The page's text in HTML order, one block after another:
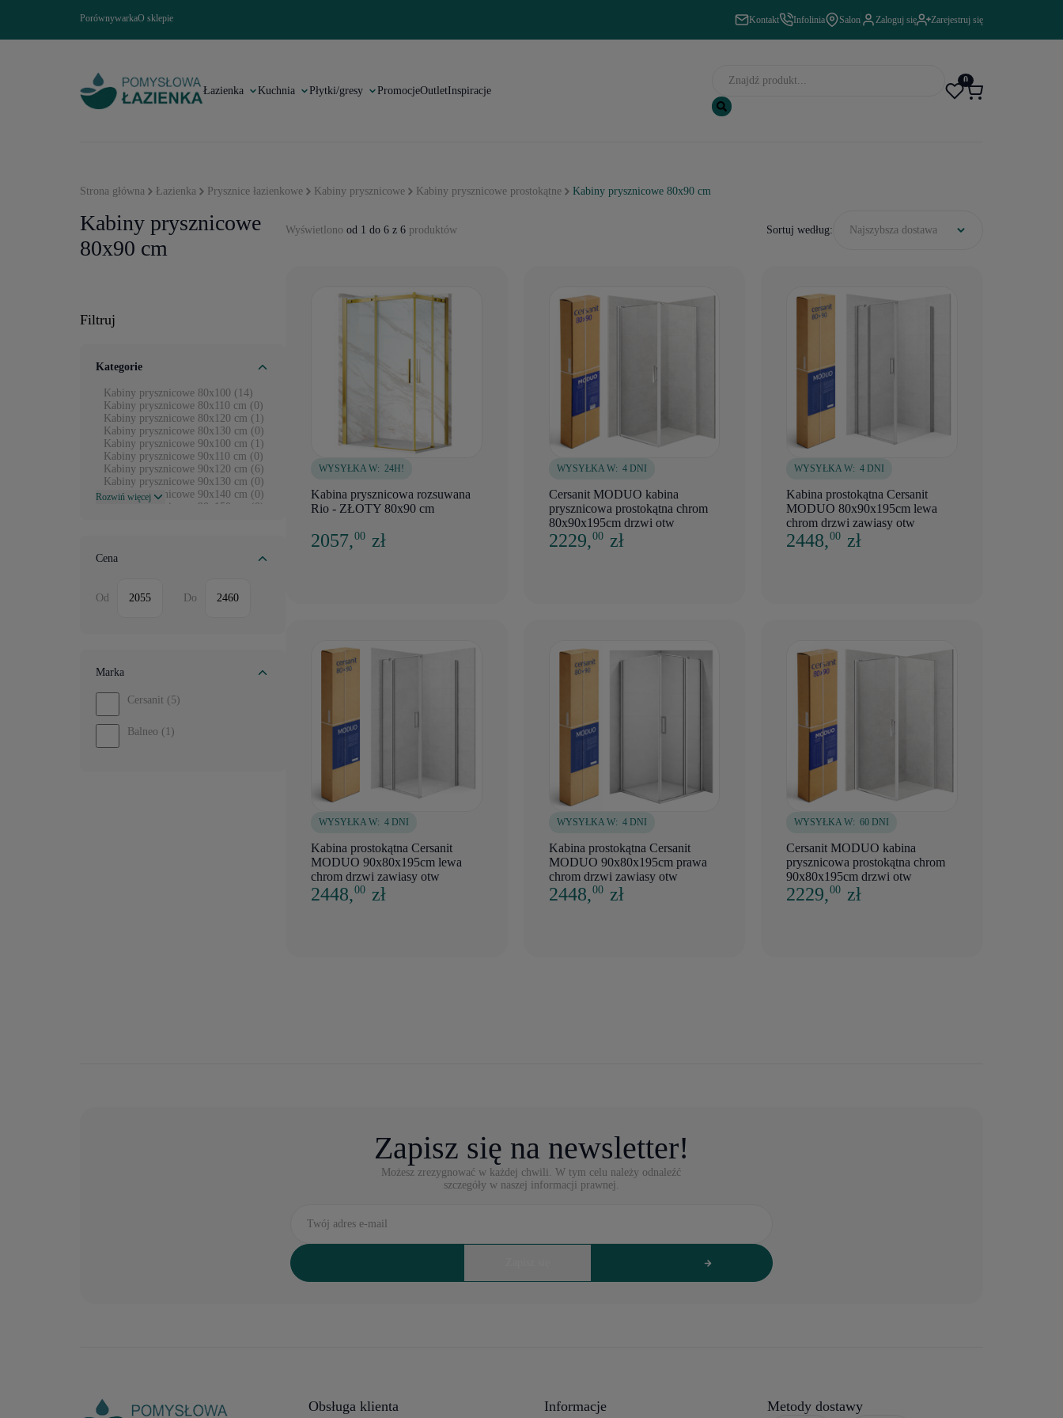
PorównywarkaO sklepie Kontakt Infolinia Salon Zaloguj się Zarejestruj się
Łazienka Kuchnia Płytki/gresy PromocjeOutletInspiracje
0
Strona główna Łazienka Prysznice łazienkowe Kabiny prysznicowe Kabiny prysznicowe prostokątne Kabiny prysznicowe 80x90 cm
Kabiny prysznicowe
80x90 cm
Filtruj
Kategorie
Kabiny prysznicowe 80x100 (14)
Kabiny prysznicowe 80x110 cm (0)
Kabiny prysznicowe 80x120 cm (1)
Kabiny prysznicowe 80x130 cm (0)
Kabiny prysznicowe 90x100 cm (1)
Kabiny prysznicowe 90x110 cm (0)
Kabiny prysznicowe 90x120 cm (6)
Kabiny prysznicowe 90x130 cm (0)
Kabiny prysznicowe 90x140 cm (0)
Kabiny prysznicowe 90x150 cm (0)
Kabiny prysznicowe 80x90 cm (6)
Kabiny prysznicowe 100x110 cm (0)
Kabiny prysznicowe 120x120 cm (0)
Rozwiń więcej
Cena
Od Do
Marka
Cersanit (5)
Balneo (1)
Wyświetlono od 1 do 6 z 6 produktów Sortuj według: Najszybsza dostawa
WYSYŁKA W: 24H!
Kabina prysznicowa rozsuwana
Rio - ZŁOTY 80x90 cm
2057,00 zł
WYSYŁKA W: 4 DNI
Cersanit MODUO kabina
prysznicowa prostokątna chrom
80x90x195cm drzwi otw
2229,00 zł
WYSYŁKA W: 4 DNI
Kabina prostokątna Cersanit
MODUO 80x90x195cm lewa
chrom drzwi zawiasy otw
2448,00 zł
WYSYŁKA W: 4 DNI
Kabina prostokątna Cersanit
MODUO 90x80x195cm lewa
chrom drzwi zawiasy otw
2448,00 zł
WYSYŁKA W: 4 DNI
Kabina prostokątna Cersanit
MODUO 90x80x195cm prawa
chrom drzwi zawiasy otw
2448,00 zł
WYSYŁKA W: 60 DNI
Cersanit MODUO kabina
prysznicowa prostokątna chrom
90x80x195cm drzwi otw
2229,00 zł
Zapisz się na newsletter!
Możesz zrezygnować w każdej chwili. W tym celu należy odnaleźć
szczegóły w naszej informacji prawnej.
Obsługa klienta Informacje Metody dostawy